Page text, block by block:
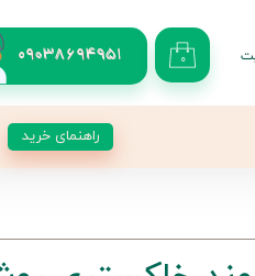
09038694951 ۰
راهنمای خرید